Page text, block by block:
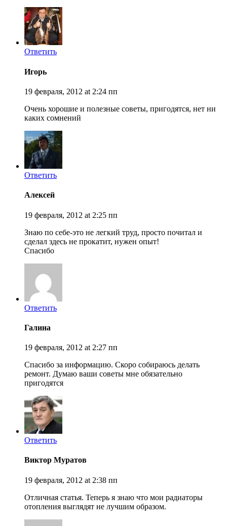
Ответить
Игорь
19 февраля, 2012 at 2:24 пп
Очень хорошие и полезные советы, пригодятся, нет ни
каких сомнений
Ответить
Алексей
19 февраля, 2012 at 2:25 пп
Знаю по себе-это не легкий труд, просто почитал и
сделал здесь не прокатит, нужен опыт!
Спасибо
Ответить
Галина
19 февраля, 2012 at 2:27 пп
Спасибо за информацию. Скоро собираюсь делать
ремонт. Думаю ваши советы мне обязательно
пригодятся
Ответить
Виктор Муратов
19 февраля, 2012 at 2:38 пп
Отличная статья. Теперь я знаю что мои радиаторы
отопления выглядят не лучшим образом.